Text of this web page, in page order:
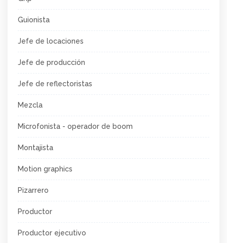
Guionista
Jefe de locaciones
Jefe de producción
Jefe de reflectoristas
Mezcla
Microfonista - operador de boom
Montajista
Motion graphics
Pizarrero
Productor
Productor ejecutivo